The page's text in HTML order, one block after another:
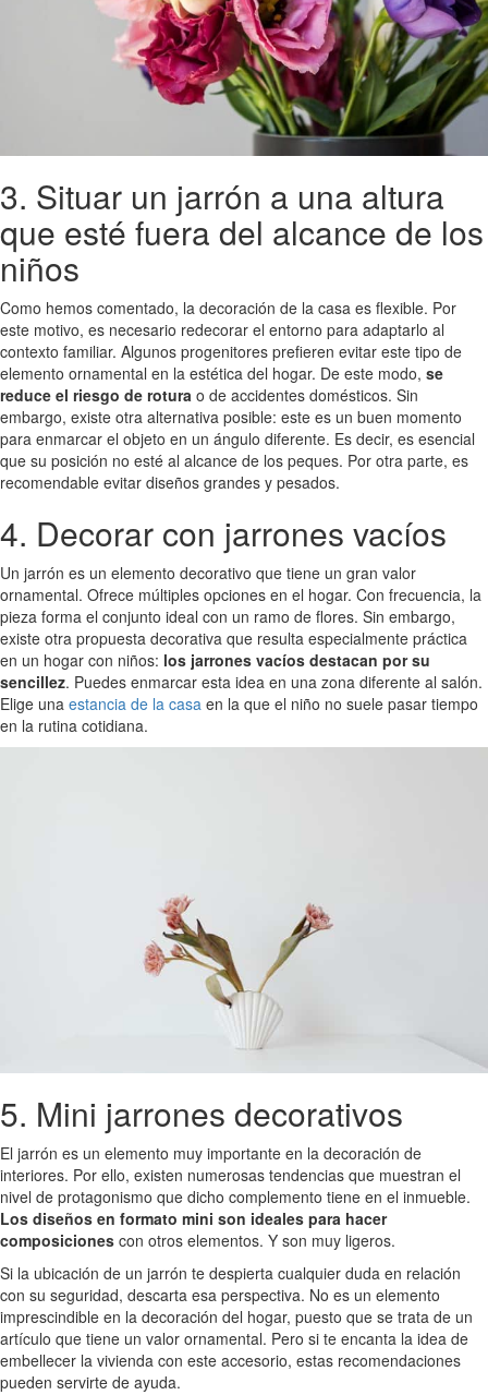
3. Situar un jarrón a una altura
que esté fuera del alcance de los
niños
Como hemos comentado, la decoración de la casa es flexible. Por
este motivo, es necesario redecorar el entorno para adaptarlo al
contexto familiar. Algunos progenitores prefieren evitar este tipo de
elemento ornamental en la estética del hogar. De este modo, se
reduce el riesgo de rotura o de accidentes domésticos. Sin
embargo, existe otra alternativa posible: este es un buen momento
para enmarcar el objeto en un ángulo diferente. Es decir, es esencial
que su posición no esté al alcance de los peques. Por otra parte, es
recomendable evitar diseños grandes y pesados.
4. Decorar con jarrones vacíos
Un jarrón es un elemento decorativo que tiene un gran valor
ornamental. Ofrece múltiples opciones en el hogar. Con frecuencia, la
pieza forma el conjunto ideal con un ramo de flores. Sin embargo,
existe otra propuesta decorativa que resulta especialmente práctica
en un hogar con niños: los jarrones vacíos destacan por su
sencillez. Puedes enmarcar esta idea en una zona diferente al salón.
Elige una estancia de la casa en la que el niño no suele pasar tiempo
en la rutina cotidiana.
5. Mini jarrones decorativos
El jarrón es un elemento muy importante en la decoración de
interiores. Por ello, existen numerosas tendencias que muestran el
nivel de protagonismo que dicho complemento tiene en el inmueble.
Los diseños en formato mini son ideales para hacer
composiciones con otros elementos. Y son muy ligeros.
Si la ubicación de un jarrón te despierta cualquier duda en relación
con su seguridad, descarta esa perspectiva. No es un elemento
imprescindible en la decoración del hogar, puesto que se trata de un
artículo que tiene un valor ornamental. Pero si te encanta la idea de
embellecer la vivienda con este accesorio, estas recomendaciones
pueden servirte de ayuda.